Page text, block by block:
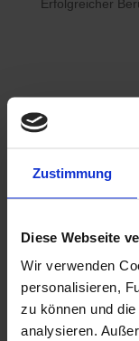
Zustimmung
Diese Webseite
Wir verwenden
personalisieren,
zu können und
analysieren.

